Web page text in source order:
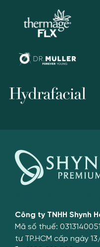
Liên hệ với
1900 989
Công ty TNHH Shynh
Mã số thuế:
tư TP.HCM cấp ngày